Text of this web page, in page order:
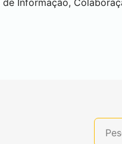
Informação,